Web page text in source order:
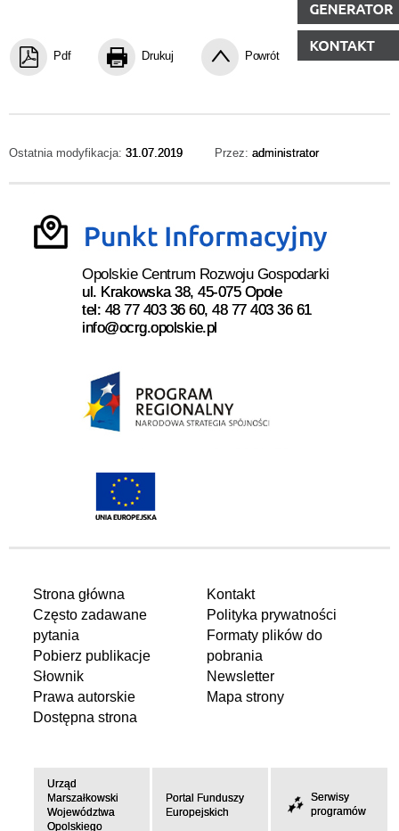
Pdf Drukuj Powrót
Ostatnia modyfikacja: 31.07.2019 Przez: administrator
Opolskie Centrum Rozwoju Gospodarki
ul. Krakowska 38, 45-075 Opole
tel: 48 77 403 36 60, 48 77 403 36 61
info@ocrg.opolskie.pl
Strona główna
Często zadawane
pytania
Pobierz publikacje
Słownik
Prawa autorskie
Dostępna strona
Kontakt
Polityka prywatności
Formaty plików do
pobrania
Newsletter
Mapa strony
Urząd
Marszałkowski
Województwa
Opolskiego
Portal Funduszy
Europejskich
Serwisy
programów